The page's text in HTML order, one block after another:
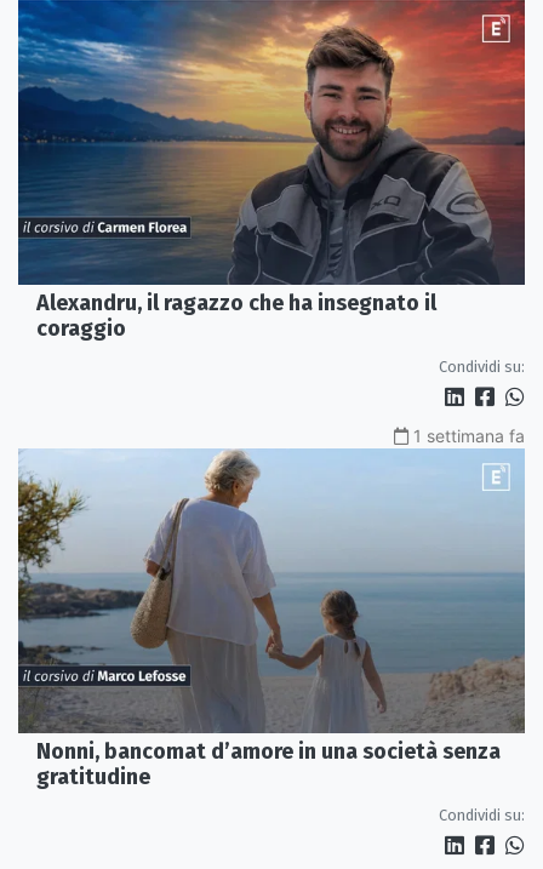
Alexandru, il ragazzo che ha insegnato il
coraggio
Condividi su:
1 settimana fa
Nonni, bancomat d’amore in una società senza
gratitudine
Condividi su: